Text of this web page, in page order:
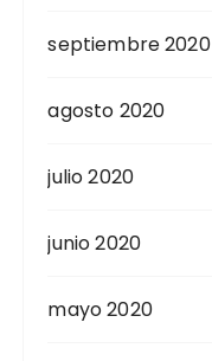
septiembre 2020
agosto 2020
julio 2020
junio 2020
mayo 2020